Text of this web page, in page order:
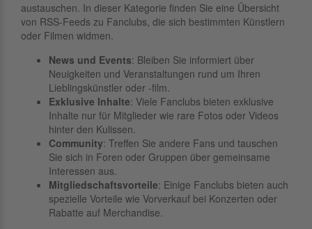
austauschen. In dieser Kategorie finden Sie eine Übersicht
von RSS-Feeds zu Fanclubs, die sich bestimmten Künstlern
oder Filmen widmen.
News und Events: Bleiben Sie informiert über
Neuigkeiten und Veranstaltungen rund um Ihren
Lieblingskünstler oder -film.
Exklusive Inhalte: Viele Fanclubs bieten exklusive
Inhalte nur für Mitglieder wie rare Fotos oder Videos
hinter den Kulissen.
Community: Treffen Sie andere Fans und tauschen
Sie sich in Foren oder Gruppen über gemeinsame
Interessen aus.
Mitgliedschaftsvorteile: Einige Fanclubs bieten auch
spezielle Vorteile wie Vorverkauf bei Konzerten oder
Rabatte auf Merchandise.